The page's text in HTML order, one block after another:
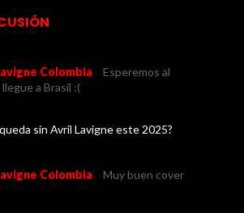
Colombia
Esperemos al
a Brasil :(
sin Avril Lavigne este 2025?
Colombia Muy buen cover